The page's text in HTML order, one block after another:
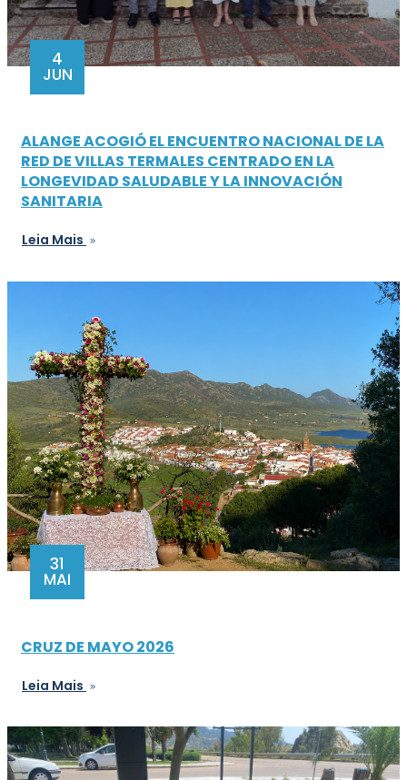
4
JUN
ALANGE ACOGIÓ EL ENCUENTRO NACIONAL DE LA
RED DE VILLAS TERMALES CENTRADO EN LA
LONGEVIDAD SALUDABLE Y LA INNOVACIÓN
SANITARIA
Leia Mais
31
MAI
CRUZ DE MAYO 2026
Leia Mais